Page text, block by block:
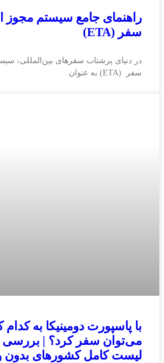
راهنمای جامع سیستم مجوز
سفر (ETA)
در دنیای پرشتاب سفرهای بین‌المللی،
سفر (ETA) به عنوان
با پاسپورت دومینیکا به
می‌توان سفر کرد؟ | بررسی
لیست کامل کشورهای بدون